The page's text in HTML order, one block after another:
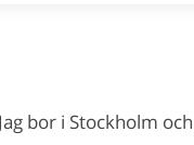
bor i Stockholm och